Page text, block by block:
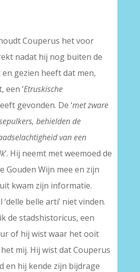
Couperus het voor
nadat hij nog buiten de
gezien heeft dat men,
een ‘Etruskische
gevonden. De ‘met zware
behielden de
van een
’. Hij neemt met weemoed de
Gouden Wijn mee en zijn
kwam zijn informatie.
belle arti’ niet vinden.
de stadshistoricus, een
of hij wist waar het ooit
mij. Hij wist dat Couperus
en hij kende zijn bijdrage